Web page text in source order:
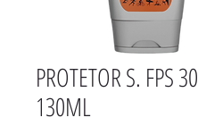
PROTETOR S. FPS 30
130ML